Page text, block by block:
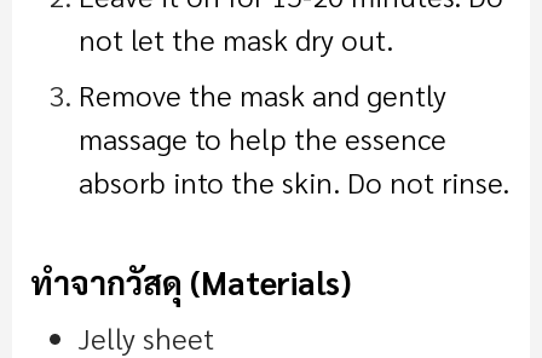
not let the mask dry out.
Remove the mask and gently
massage to help the essence
absorb into the skin. Do not rinse.
ทำจากวัสดุ (Materials)
Jelly sheet